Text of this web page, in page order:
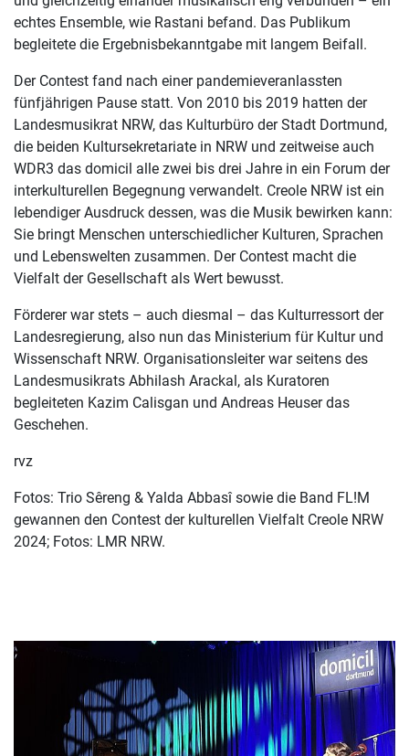
echtes Ensemble, wie Rastani befand. Das Publikum
begleitete die Ergebnisbekanntgabe mit langem Beifall.
Der Contest fand nach einer pandemieveranlassten
fünfjährigen Pause statt. Von 2010 bis 2019 hatten der
Landesmusikrat NRW, das Kulturbüro der Stadt Dortmund,
die beiden Kultursekretariate in NRW und zeitweise auch
WDR3 das domicil alle zwei bis drei Jahre in ein Forum der
interkulturellen Begegnung verwandelt. Creole NRW ist ein
lebendiger Ausdruck dessen, was die Musik bewirken kann:
Sie bringt Menschen unterschiedlicher Kulturen, Sprachen
und Lebenswelten zusammen. Der Contest macht die
Vielfalt der Gesellschaft als Wert bewusst.
Förderer war stets – auch diesmal – das Kulturressort der
Landesregierung, also nun das Ministerium für Kultur und
Wissenschaft NRW. Organisationsleiter war seitens des
Landesmusikrats Abhilash Arackal, als Kuratoren
begleiteten Kazim Calisgan und Andreas Heuser das
Geschehen.
rvz
Fotos: Trio Sêreng & Yalda Abbasî sowie die Band FL!M
gewannen den Contest der kulturellen Vielfalt Creole NRW
2024; Fotos: LMR NRW.